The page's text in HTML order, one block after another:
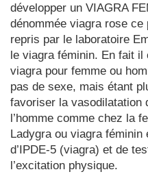
développer un VIAGRA
dénommée viagra rose
repris par le laboratoire
le viagra féminin. En fait
viagra pour femme ou
pas de sexe, mais étant
favoriser la vasodilatation
l’homme comme chez la
Ladygra ou viagra
d’IPDE-5 (viagra) et de
l’excitation physique.